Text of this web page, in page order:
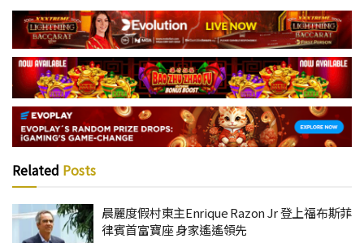
Related Posts
晨麗度假村東主Enrique Razon Jr 登上福布斯菲
律賓首富寶座 身家遙遙領先